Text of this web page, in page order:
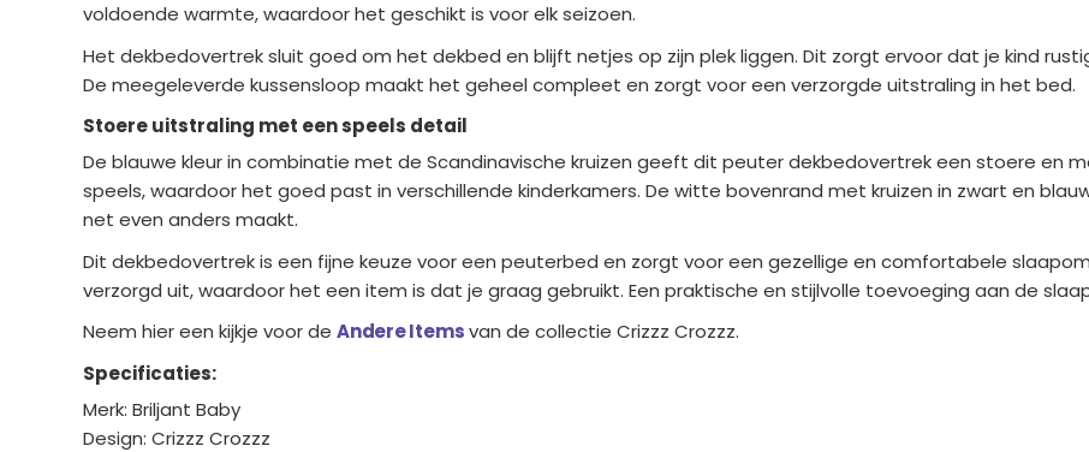
voldoende warmte, waardoor het geschikt is voor elk seizoen.
Het dekbedovertrek sluit goed om het dekbed en blijft netjes op zijn plek liggen. Dit zorgt ervoor dat je kind
De meegeleverde kussensloop maakt het geheel compleet en zorgt voor een verzorgde uitstraling in het bed.
Stoere uitstraling met een speels detail
De blauwe kleur in combinatie met de Scandinavische kruizen geeft dit peuter dekbedovertrek een stoere en
speels, waardoor het goed past in verschillende kinderkamers. De witte bovenrand met kruizen in zwart en
net even anders maakt.
Dit dekbedovertrek is een fijne keuze voor een peuterbed en zorgt voor een gezellige en comfortabele
verzorgd uit, waardoor het een item is dat je graag gebruikt. Een praktische en stijlvolle toevoeging aan de
Neem hier een kijkje voor deAndere Itemsvan de collectie Crizzz Crozzz.
Specificaties:
Merk: Briljant Baby
Design: Crizzz Crozzz